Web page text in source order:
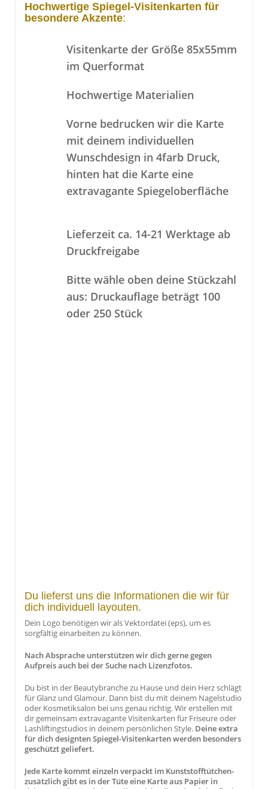
Hochwertige Spiegel-Visitenkarten für
besondere Akzente:
Visitenkarte der Größe 85x55mm
im Querformat
Hochwertige Materialien
Vorne bedrucken wir die Karte
mit deinem individuellen
Wunschdesign in 4farb Druck,
hinten hat die Karte eine
extravagante Spiegeloberfläche
Lieferzeit ca. 14-21 Werktage ab
Druckfreigabe
Bitte wähle oben deine Stückzahl
aus: Druckauflage beträgt 100
oder 250 Stück
Du lieferst uns die Informationen die wir für
dich individuell layouten.
Dein Logo benötigen wir als Vektordatei (eps), um es
sorgfältig einarbeiten zu können.
Nach Absprache unterstützen wir dich gerne gegen
Aufpreis auch bei der Suche nach Lizenzfotos.
Du bist in der Beautybranche zu Hause und dein Herz schlägt
für Glanz und Glamour. Dann bist du mit deinem Nagelstudio
oder Kosmetiksalon bei uns genau richtig. Wir erstellen mit
dir gemeinsam extravagante Visitenkarten für Friseure oder
Lashliftingstudios in deinem persönlichen Style. Deine extra
für dich designten Spiegel-Visitenkarten werden besonders
geschützt geliefert.
Jede Karte kommt einzeln verpackt im Kunststofftütchen-
zusätzlich gibt es in der Tüte eine Karte aus Papier in